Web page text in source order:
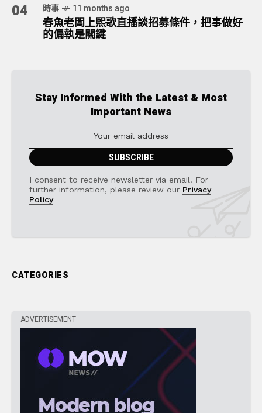
04 時事 11 months ago
春魚老闆上熙歌直播談招募條件，把事做好
的偏執是關鍵
Stay Informed With the Latest & Most
Important News
I consent to receive newsletter via email. For
further information, please review our Privacy
Policy
CATEGORIES
ADVERTISEMENT